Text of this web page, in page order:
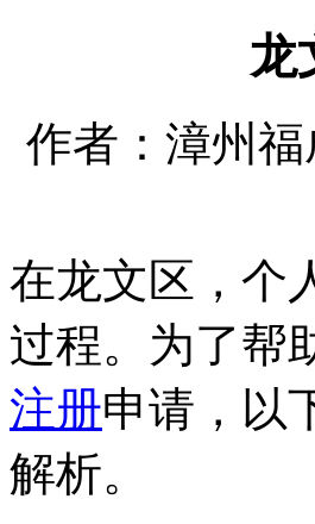
龙
作者：漳州
在龙文区，个
过程。为了帮
注册申请，以
解析。